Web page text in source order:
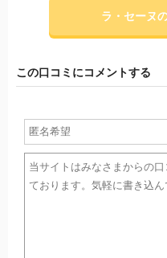
ラ・セーヌ
この口コミにコメントする